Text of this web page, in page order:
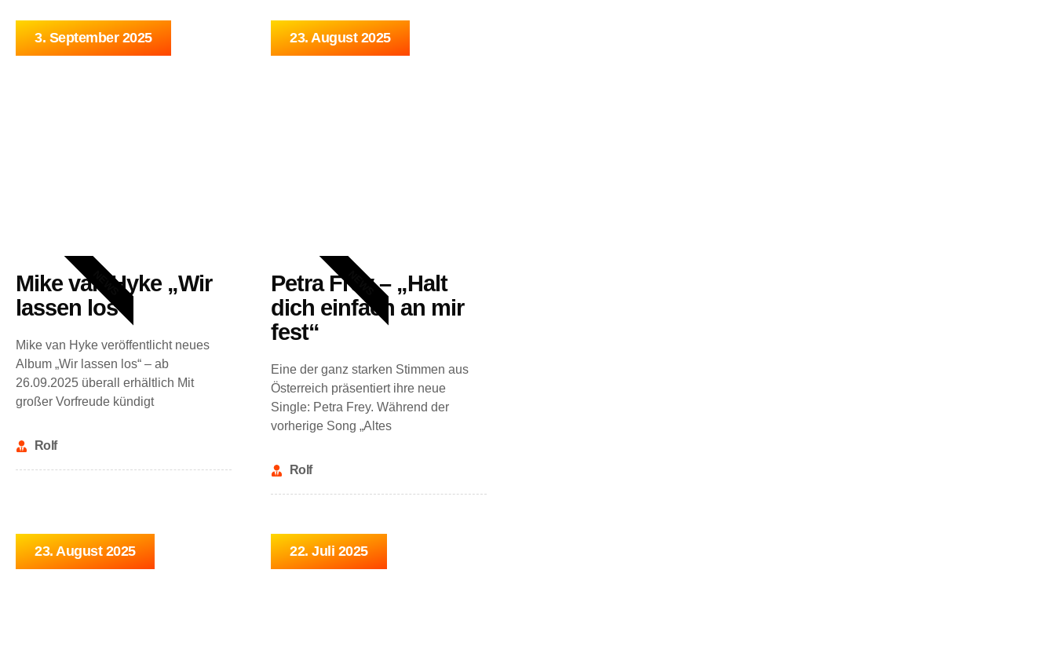
3. September 2025
NEWS
Mike van Hyke „Wir
lassen los“
Mike van Hyke veröffentlicht neues
Album „Wir lassen los“ – ab
26.09.2025 überall erhältlich Mit
großer Vorfreude kündigt
Rolf
23. August 2025
NEWS
Petra Frey – „Halt
dich einfach an mir
fest“
Eine der ganz starken Stimmen aus
Österreich präsentiert ihre neue
Single: Petra Frey. Während der
vorherige Song „Altes
Rolf
23. August 2025 22. Juli 2025